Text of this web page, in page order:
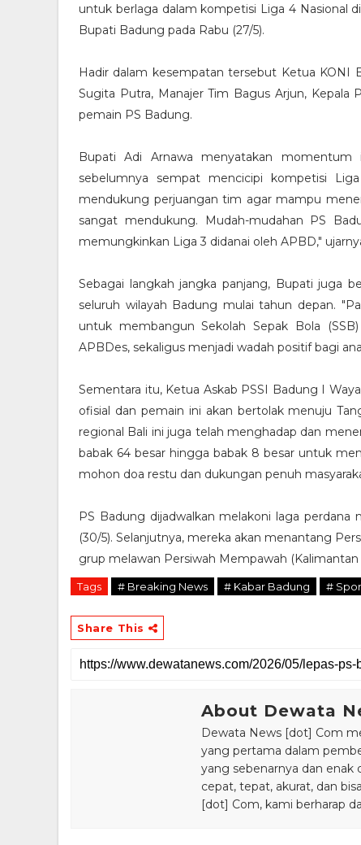
untuk berlaga dalam kompetisi Liga 4 Nasional
Bupati Badung pada Rabu (27/5).
Hadir dalam kesempatan tersebut Ketua KONI
Sugita Putra, Manajer Tim Bagus Arjun, Kepala
pemain PS Badung.
Bupati Adi Arnawa menyatakan
sebelumnya sempat mencicipi kompetisi
mendukung perjuangan tim agar mampu
sangat mendukung. Mudah-mudahan PS
memungkinkan Liga 3 didanai oleh APBD,"
Sebagai langkah jangka panjang, Bupati juga
seluruh wilayah Badung mulai tahun depan.
untuk membangun Sekolah Sepak Bola
APBDes, sekaligus menjadi wadah positif bagi
Sementara itu, Ketua Askab PSSI Badung I
ofisial dan pemain ini akan bertolak menuju
regional Bali ini juga telah menghadap dan
babak 64 besar hingga babak 8 besar untuk
mohon doa restu dan dukungan penuh
PS Badung dijadwalkan melakoni laga
(30/5). Selanjutnya, mereka akan menantang
grup melawan Persiwah Mempawah
Tags # Breaking News # Kabar Badung #
Share This
About Dewata
Dewata News [dot] Com
yang pertama dalam
yang sebenarnya dan enak
cepat, tepat, akurat, dan
[dot] Com, kami berharap